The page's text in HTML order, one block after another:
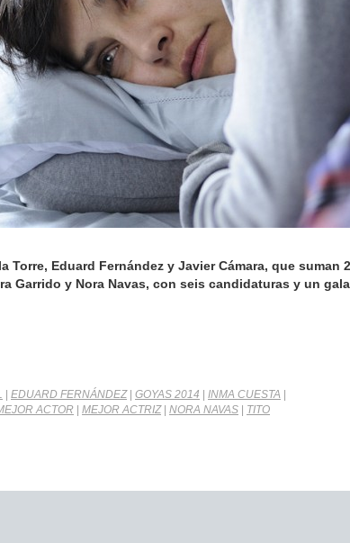
Torre, Eduard Fernández y Javier Cámara, que suman
Garrido y Nora Navas, con seis candidaturas y un
EDUARD FERNÁNDEZ| GOYAS 2014 INMA CUESTA
ACTOR MEJOR ACTRIZ| NORA NAVAS
TITO